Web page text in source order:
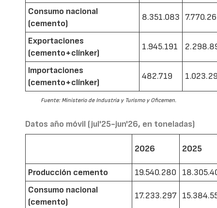
Consumo nacional
(cemento)
8.351.083
Exportaciones
(cemento+clínker)
1.945.191
Importaciones
(cemento+clínker)
482.719
Fuente: Ministerio de Industria y Turismo y Oficemen.
Datos año móvil (jul'25-jun'26, en toneladas)
2026 2025
Producción cemento 19.540.280
Consumo nacional
(cemento)
17.233.297